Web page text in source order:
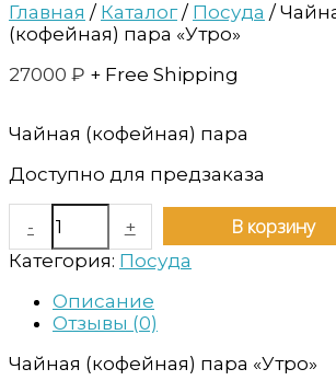
Главная / Каталог/ Посуда /
(кофейная) пара «Утро»
27000 ₽ + Free Shipping
Чайная (кофейная) пара
Доступно для предзаказа
- + В корзину
Категория: Посуда
Описание
Отзывы (0)
Чайная (кофейная) пара «Утро»